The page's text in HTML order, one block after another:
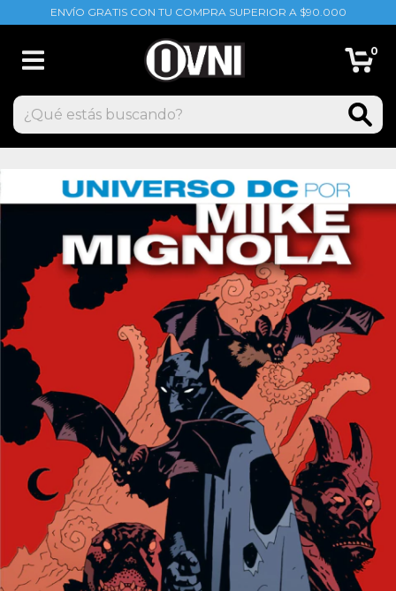
ENVÍO GRATIS CON TU COMPRA SUPERIOR A $90.000
0